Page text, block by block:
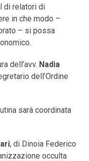
di relatori di
in che modo –
– si possa
dell’avv. Nadia
dell’Ordine
sarà coordinata
, di Dinoia Federico
occulta